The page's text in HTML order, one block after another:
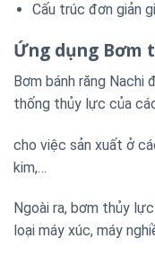
Cấu trúc đơn giản
Ứng dụng Bơm
Bơm bánh răng
thống thủy lực của
cho việc sản xuất ở
kim,…
Ngoài ra, bơm thủy
loại máy xúc, máy